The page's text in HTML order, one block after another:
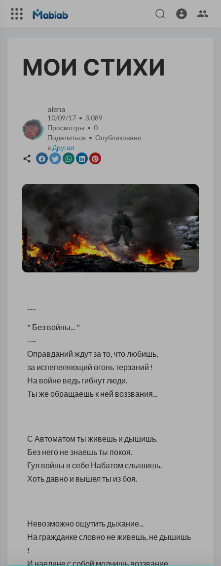
МОИ СТИХИ
alena
10/09/17 • 3,089
Просмотры • 0
Поделиться • Опубликовано
в Другая
---
" Без войны... "
-—
Оправданий ждут за то, что любишь,
за испепеляющий огонь терзаний !
На войне ведь гибнут люди.
Ты же обращаешь к ней воззвания...
С Автоматом ты живешь и дышишь.
Без него не знаешь ты покоя.
Гул войны в себе Набатом слышишь.
Хоть давно и вышел ты из боя.
Невозможно ощутить дыхание...
На гражданке словно не живешь, не дышишь
!
И наедине с собой молчишь воззвание...